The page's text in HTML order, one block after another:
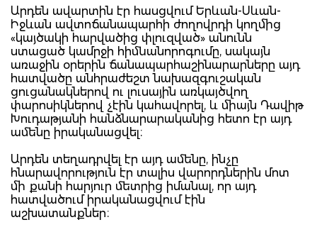
Արդեն ավարտին էր հասցվում Երևան-Սևան-
Իջևան ավտոճանապարհի ժողովրդի կողմից
«կայծակի հարվածից փլուզված» անունն
ստացած կամրջի հիմնանորոգումը, սակայն
առաջին օրերին ճանապարհաշինարարները այդ
հատվածը անհրաժեշտ նախազգուշական
ցուցանակներով ու լուսային առկայծվող
փարոսիկներով չէին կահավորել, և միայն Դավիթ
Խուդաթյանի հանձնարարականից հետո էր այդ
ամենը իրականացվել։
Արդեն տեղադրվել էր այդ ամենը, ինչը
հնարավորություն էր տալիս վարորդներին մոտ
մի քանի հարյուր մետրից իմանալ, որ այդ
հատվածում իրականացվում էին
աշխատանքներ։